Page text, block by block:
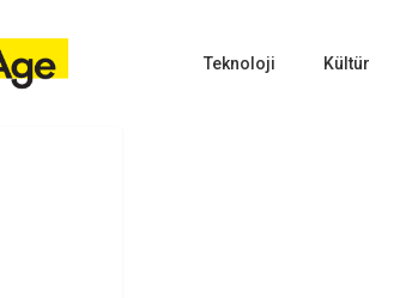
Teknoloji Kültür